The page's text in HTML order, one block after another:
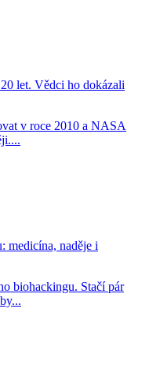
let. Vědci ho dokázali
v roce 2010 a NASA
medicína, naděje i
biohackingu. Stačí pár